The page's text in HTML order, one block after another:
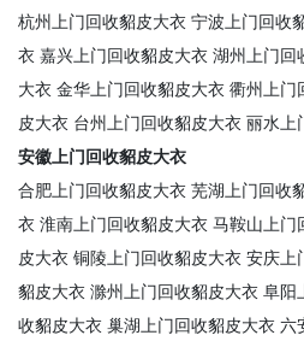
杭州上门回收貂皮大衣 宁波上门回收
衣 嘉兴上门回收貂皮大衣 湖州上门回
大衣 金华上门回收貂皮大衣 衢州上门
皮大衣 台州上门回收貂皮大衣 丽水上
安徽上门回收貂皮大衣
合肥上门回收貂皮大衣 芜湖上门回收
衣 淮南上门回收貂皮大衣 马鞍山上门
皮大衣 铜陵上门回收貂皮大衣 安庆上
貂皮大衣 滁州上门回收貂皮大衣 阜阳
收貂皮大衣 巢湖上门回收貂皮大衣 六